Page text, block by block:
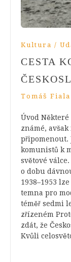
Kultura /
CESTA
Tomáš Fiala
Úvod
známé,
připomenout.
komunistů k
světové
o dobu
1938–1953
temna pro
téměř sedmi
zřízeném
zdát, že
Kvůli